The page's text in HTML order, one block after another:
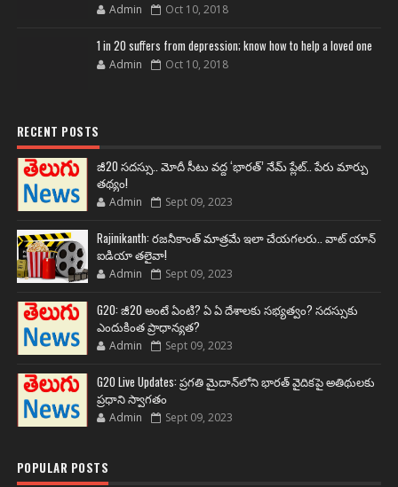
Admin Oct 10, 2018
1 in 20 suffers from depression; know how to help a loved one
Admin Oct 10, 2018
RECENT POSTS
జీ20 సదస్సు.. మోదీ సీటు వద్ద ‘భారత్’ నేమ్ ప్లేట్‌.. పేరు మార్పు
తథ్యం!
Admin Sept 09, 2023
Rajinikanth: రజనీకాంత్ మాత్రమే ఇలా చేయగలరు.. వాట్ యాన్
ఐడియా తలైవా!
Admin Sept 09, 2023
G20: జీ20 అంటే ఏంటి? ఏ ఏ దేశాలకు సభ్యత్వం? సదస్సుకు
ఎందుకింత ప్రాధాన్యత?
Admin Sept 09, 2023
G20 Live Updates: ప్రగతి మైదాన్‌లోని భారత్ వైదికపై అతిథులకు
ప్రధాని స్వాగతం
Admin Sept 09, 2023
POPULAR POSTS